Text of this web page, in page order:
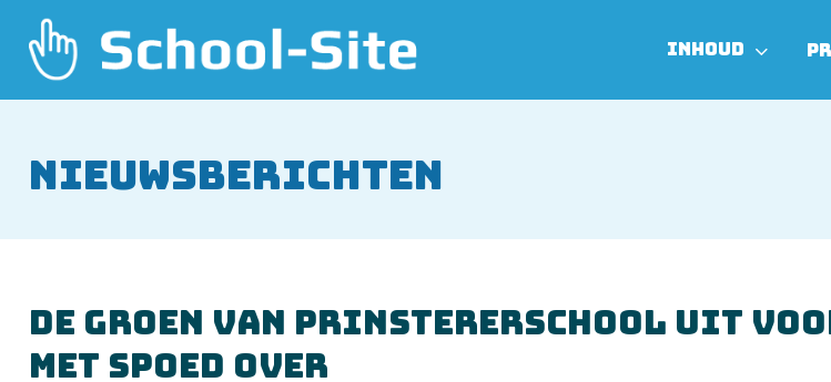
INHOUD
Nieuwsberichten
De Groen van Prinstererschool uit
met spoed over